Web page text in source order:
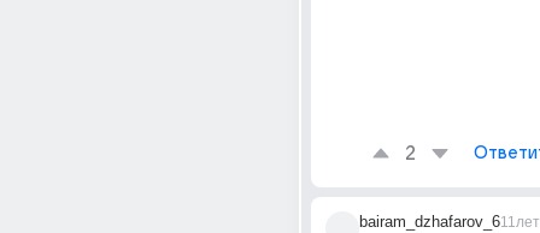
2
bairam_dzhafarov_611лет